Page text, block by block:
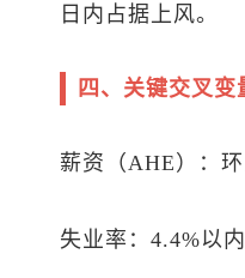
日内占据上风。
四、关键交叉变
薪资（AHE）：
失业率：4.4%以